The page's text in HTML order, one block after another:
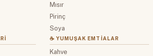
Mısır
Pirinç
Soya
☕ YUMUŞAK EMTIALAR
Kahve